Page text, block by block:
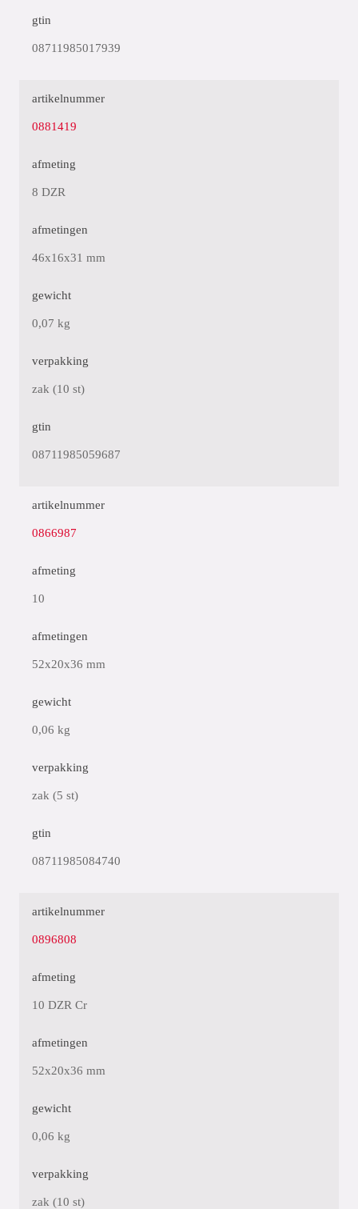
gtin
08711985017939
artikelnummer
0881419
afmeting
8 DZR
afmetingen
46x16x31 mm
gewicht
0,07 kg
verpakking
zak (10 st)
gtin
08711985059687
artikelnummer
0866987
afmeting
10
afmetingen
52x20x36 mm
gewicht
0,06 kg
verpakking
zak (5 st)
gtin
08711985084740
artikelnummer
0896808
afmeting
10 DZR Cr
afmetingen
52x20x36 mm
gewicht
0,06 kg
verpakking
zak (10 st)